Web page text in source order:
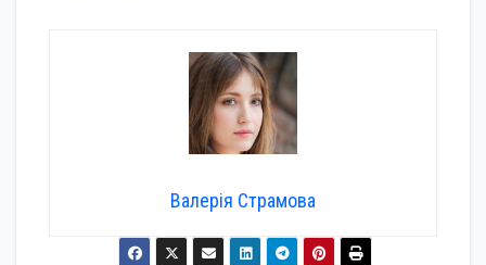
Валерія Страмова